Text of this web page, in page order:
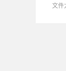
文件